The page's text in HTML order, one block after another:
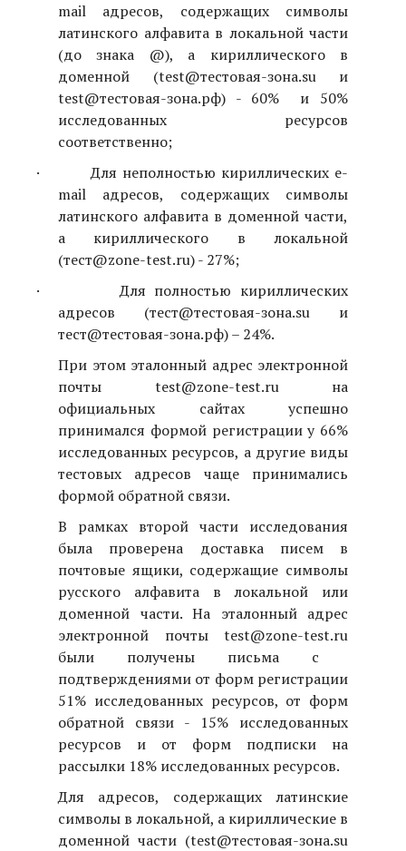
mail
адресов, содержащих символы
латинского алфавита в локальной части
(до знака @), а кириллического в
доменной (test@тестовая-зона.suи
test@тестовая-зона.рф) - 60% и 50%
исследованных ресурсов
соответственно;
·
Для неполностью кириллических e-
mail
адресов, содержащих символы
латинского алфавита в доменной части,
а кириллического в локальной
(тест@zone-test.ru) - 27%;
·
Для полностью кириллических
адресов (тест@тестовая-зона.su и
тест@тестовая-зона.рф) – 24%.
При этом эталонный адрес электронной
почты test@zone-test.ruна
официальных сайтах успешно
принимался формой регистрации у 66%
исследованных ресурсов, а другие виды
тестовых адресов чаще принимались
формой обратной связи.
В рамках второй части исследования
была проверена доставка писем в
почтовые ящики, содержащие символы
русского алфавита в локальной или
доменной части. На эталонный адрес
электронной почты test@zone-test.ru
были получены письма с
подтверждениями от форм регистрации
51% исследованных ресурсов, от форм
обратной связи - 15% исследованных
ресурсов и от форм подписки на
рассылки 18% исследованных ресурсов.
Для адресов, содержащих латинские
символы в локальной, а кириллические в
доменной части (test@тестовая-зона.su